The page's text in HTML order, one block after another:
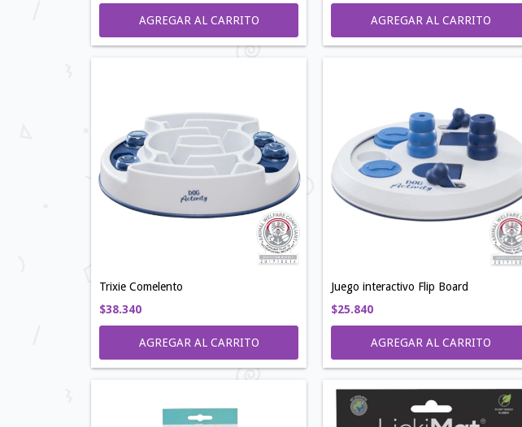
Trixie Comelento
$38.340
Juego interactivo Flip Board
$25.840